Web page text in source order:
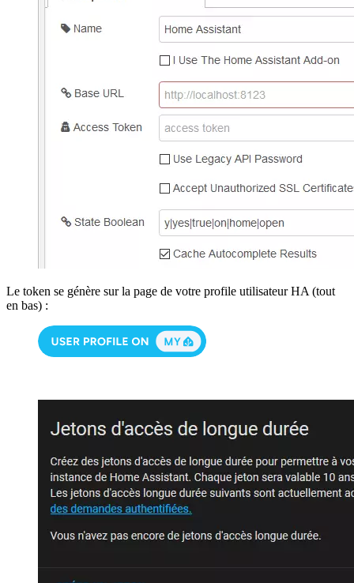
Le token se génère sur la page de votre profile utilisateur HA (tout
en bas) :